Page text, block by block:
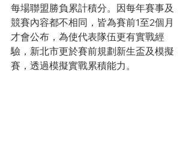
每場聯盟勝負累計積分。因每年賽事及
競賽內容都不相同，皆為賽前1至2個月
才會公布，為使代表隊伍更有實戰經
驗，新北市更於賽前規劃新生盃及模擬
賽，透過模擬實戰累積能力。